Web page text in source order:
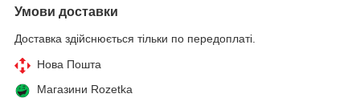
Умови доставки
Доставка здійснюється тільки по передоплаті.
Нова Пошта
Магазини Rozetka